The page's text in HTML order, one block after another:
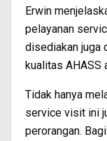
Erwin
pelayanan
disediakan juga
kualitas AHASS
Tidak hanya
service visit ini
perorangan.